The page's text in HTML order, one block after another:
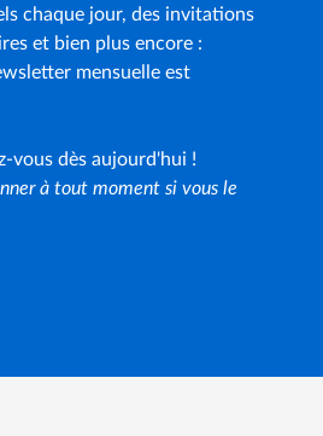
chaque jour, des invitations
et bien plus encore :
mensuelle est
vous dès aujourd'hui !
à tout moment si vous le